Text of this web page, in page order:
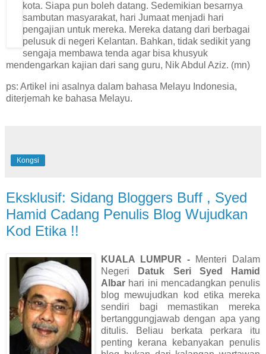
kota. Siapa pun boleh datang. Sedemikian besarnya
sambutan masyarakat, hari Jumaat menjadi hari
pengajian untuk mereka. Mereka datang dari berbagai
pelusuk di negeri Kelantan. Bahkan, tidak sedikit yang
sengaja membawa tenda agar bisa khusyuk
mendengarkan kajian dari sang guru, Nik Abdul Aziz. (mn)
ps: Artikel ini asalnya dalam bahasa Melayu Indonesia,
diterjemah ke bahasa Melayu.
Kongsi
Eksklusif: Sidang Bloggers Buff , Syed
Hamid Cadang Penulis Blog Wujudkan
Kod Etika !!
KUALA LUMPUR - Menteri Dalam
Negeri
Datuk Seri Syed Hamid
Albar hari ini mencadangkan penulis
blog mewujudkan kod etika mereka
sendiri bagi memastikan mereka
bertanggungjawab dengan apa yang
ditulis. Beliau berkata perkara itu
penting kerana kebanyakan penulis